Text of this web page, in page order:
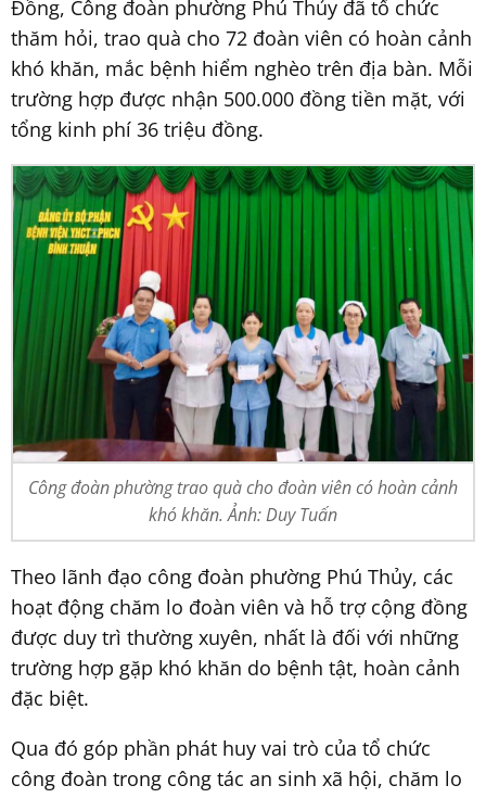
Đồng, Công đoàn phường Phú Thủy đã tổ chức
thăm hỏi, trao quà cho 72 đoàn viên có hoàn cảnh
khó khăn, mắc bệnh hiểm nghèo trên địa bàn. Mỗi
trường hợp được nhận 500.000 đồng tiền mặt, với
tổng kinh phí 36 triệu đồng.
Công đoàn phường trao quà cho đoàn viên có hoàn cảnh
khó khăn. Ảnh: Duy Tuấn
Theo lãnh đạo công đoàn phường Phú Thủy, các
hoạt động chăm lo đoàn viên và hỗ trợ cộng đồng
được duy trì thường xuyên, nhất là đối với những
trường hợp gặp khó khăn do bệnh tật, hoàn cảnh
đặc biệt.
Qua đó góp phần phát huy vai trò của tổ chức
công đoàn trong công tác an sinh xã hội, chăm lo